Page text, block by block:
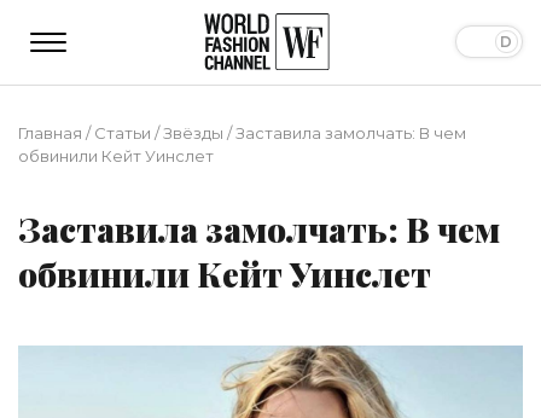
Главная /Статьи /Звёзды /Заставила замолчать: В чем
обвинили Кейт Уинслет
Заставила замолчать: В чем
обвинили Кейт Уинслет